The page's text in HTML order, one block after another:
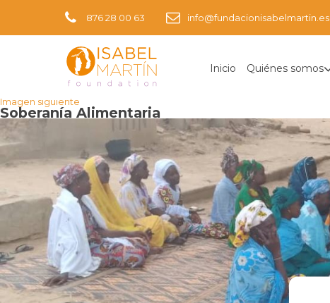
876 28 00 63 info@fundacionisabelmartin.es
Inicio Quiénes somos
Imagen siguiente
Soberanía Alimentaria